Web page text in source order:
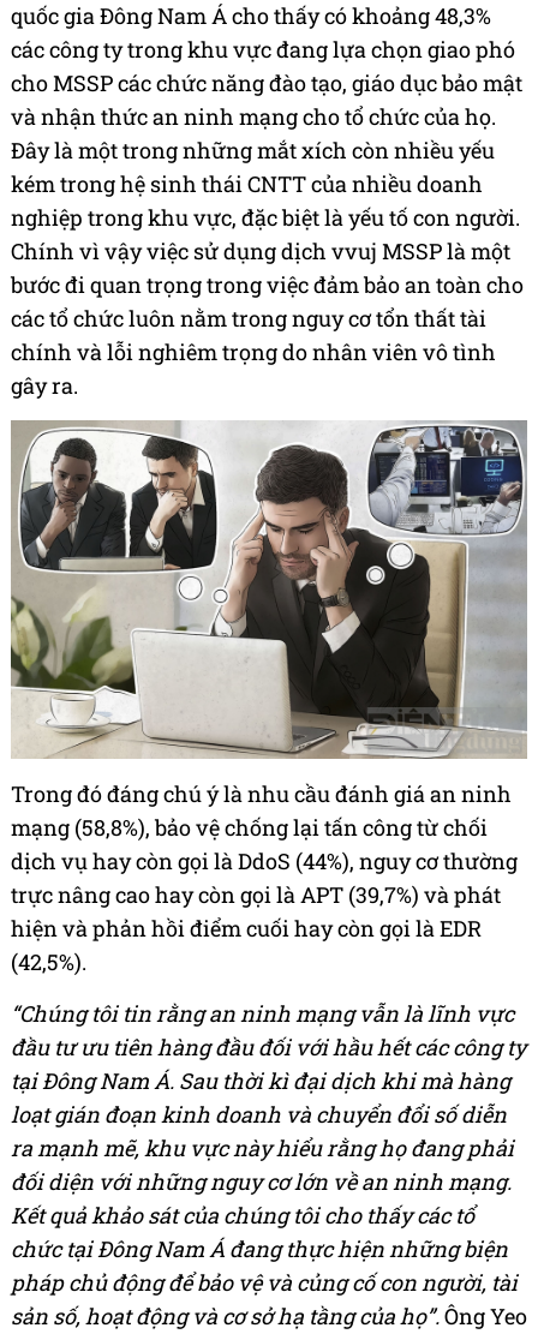
quốc gia Đông Nam Á cho thấy có khoảng 48,3%
các công ty trong khu vực đang lựa chọn giao phó
cho MSSP các chức năng đào tạo, giáo dục bảo mật
và nhận thức an ninh mạng cho tổ chức của họ.
Đây là một trong những mắt xích còn nhiều yếu
kém trong hệ sinh thái CNTT của nhiều doanh
nghiệp trong khu vực, đặc biệt là yếu tố con người.
Chính vì vậy việc sử dụng dịch vvuj MSSP là một
bước đi quan trọng trong việc đảm bảo an toàn cho
các tổ chức luôn nằm trong nguy cơ tổn thất tài
chính và lỗi nghiêm trọng do nhân viên vô tình
gây ra.
Trong đó đáng chú ý là nhu cầu đánh giá an ninh
mạng (58,8%), bảo vệ chống lại tấn công từ chối
dịch vụ hay còn gọi là DdoS (44%), nguy cơ thường
trực nâng cao hay còn gọi là APT (39,7%) và phát
hiện và phản hồi điểm cuối hay còn gọi là EDR
(42,5%).
“Chúng tôi tin rằng an ninh mạng vẫn là lĩnh vực
đầu tư ưu tiên hàng đầu đối với hầu hết các công ty
tại Đông Nam Á. Sau thời kì đại dịch khi mà hàng
loạt gián đoạn kinh doanh và chuyển đổi số diễn
ra mạnh mẽ, khu vực này hiểu rằng họ đang phải
đối diện với những nguy cơ lớn về an ninh mạng.
Kết quả khảo sát của chúng tôi cho thấy các tổ
chức tại Đông Nam Á đang thực hiện những biện
pháp chủ động để bảo vệ và củng cố con người, tài
sản số, hoạt động và cơ sở hạ tầng của họ”.Ông Yeo